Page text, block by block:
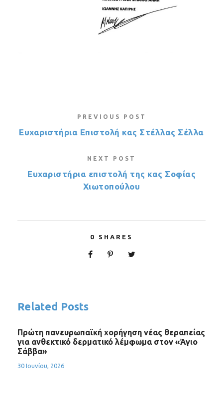
PREVIOUS POST
Ευχαριστήρια Επιστολή κας Στέλλας Σέλλα
NEXT POST
Ευχαριστήρια επιστολή της κας Σοφίας
Χιωτοπούλου
0 SHARES
Related Posts
Πρώτη πανευρωπαϊκή χορήγηση νέας θεραπείας
για ανθεκτικό δερματικό λέμφωμα στον «Άγιο
Σάββα»
30 Ιουνίου, 2026